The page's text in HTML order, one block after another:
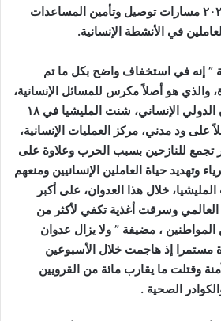
والمليشيا في ٧ نوفمبر ٢٠٢٣ مسارات توصيل وتأمين المساعدات
في الأنشطة الإنسانية.
” إنه في استخفاف واضح بكل ما تم
والذي هو أصلاً مكرس للمسائل الإنسانية،
وفي انتهاك سافر للقانون الدولي الإنساني، شنت المليشيا في ١٨
شاملاً على ود مدني، مركز العمليات الإنسانية،
تجمع للنازحين بسبب الحرب وعلاوة على
وتهديد حياة العاملين الإنسانيين ومنعهم
خلال هذا العدوان، على أكبر
العالمي وسرقت أغذية تكفي لأكثر من
، مضيفة ” ولا يزال عدوان
مستمرا إذ هاجمت خلال الأسبوعين
حوالي ٧٠ قرية آمنة وقتلت ما يقارب مائة من القرويين
الصحية .